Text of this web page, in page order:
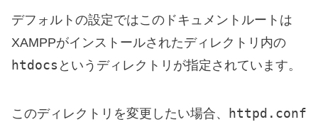
デフォルトの設定ではこのドキュメントルートは
XAMPPがインストールされたディレクトリ内の
htdocs というディレクトリが指定されています。
このディレクトリを変更したい場合、 httpd.conf